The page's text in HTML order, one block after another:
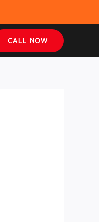
CALL NOW